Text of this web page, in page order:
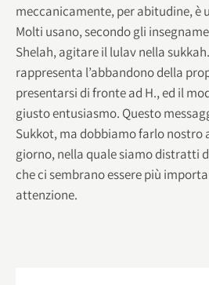
meccanicamente, per abitudine, è
Molti usano, secondo gli
Shelah, agitare il lulav nella
rappresenta l’abbandono della
presentarsi di fronte ad H., ed il
giusto entusiasmo. Questo
Sukkot, ma dobbiamo farlo nostro
giorno, nella quale siamo distratti
che ci sembrano essere più
attenzione.